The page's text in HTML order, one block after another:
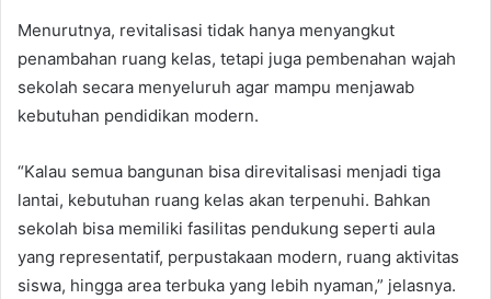
Menurutnya, revitalisasi tidak hanya menyangkut
penambahan ruang kelas, tetapi juga pembenahan wajah
sekolah secara menyeluruh agar mampu menjawab
kebutuhan pendidikan modern.
“Kalau semua bangunan bisa direvitalisasi menjadi tiga
lantai, kebutuhan ruang kelas akan terpenuhi. Bahkan
sekolah bisa memiliki fasilitas pendukung seperti aula
yang representatif, perpustakaan modern, ruang aktivitas
siswa, hingga area terbuka yang lebih nyaman,” jelasnya.